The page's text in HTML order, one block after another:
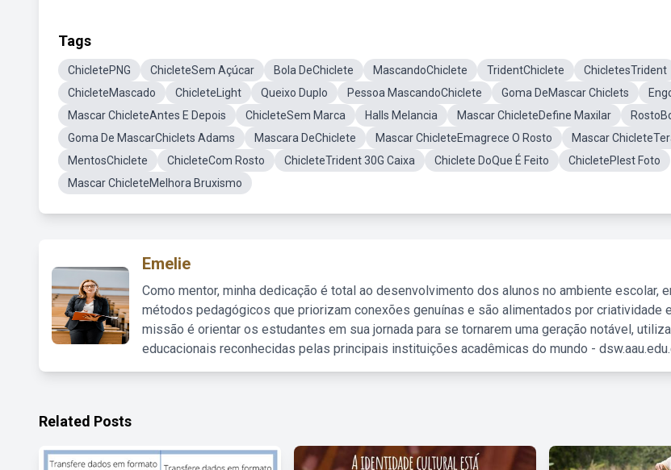
Tags
ChicletePNG ChicleteSem Açúcar Bola DeChiclete MascandoChiclete TridentChiclete
ChicletesTrident
ChicleteMascado
ChicleteLight Queixo Duplo Pessoa MascandoChiclete Goma DeMascar Chiclets
Mascar ChicleteAntes E Depois
ChicleteSem Marca Halls Melancia Mascar ChicleteDefine Maxilar
Goma De MascarChiclets Adams
Mascara DeChiclete Mascar ChicleteEmagrece O Rosto
Mascar
MentosChiclete
ChicleteCom Rosto ChicleteTrident 30G Caixa Chiclete DoQue É Feito
ChicletePlest Foto
Mascar ChicleteMelhora Bruxismo
Emelie
Como mentor, minha dedicação é total ao desenvolvimento dos alunos no ambiente escolar,
métodos pedagógicos que priorizam conexões genuínas e são alimentados por criatividade
missão é orientar os estudantes em sua jornada para se tornarem uma geração notável,
educacionais reconhecidas pelas principais instituições acadêmicas do mundo -
Related Posts